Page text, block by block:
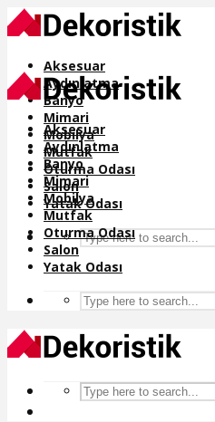
Aksesuar
Aydınlatma
Banyo
Mimari
Mobilya
Mutfak
Oturma Odası
Salon
Yatak Odası
Aksesuar
Aydınlatma
Banyo
Mimari
Mobilya
Mutfak
Oturma Odası
Salon
Yatak Odası